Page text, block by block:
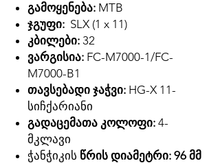
გამოყენება: MTB
ჯგუფი: SLX (1 x 11)
კბილები: 32
ვარგისია: FC-M7000-1/FC-
M7000-B1
თავსებადი ჯაჭვი: HG-X 11-
სიჩქარიანი
გადაცემათა კოლოფი: 4-
მკლავი
ჭანჭიკის წრის დიამეტრი: 96 მმ